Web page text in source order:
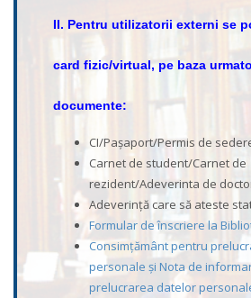
II. Pentru utilizatorii externi se
card fizic/virtual, pe baza
documente:
CI/Pașaport/Permis de
Carnet de student/Carnet de
rezident/Adeverinta de
Adeverință care să ateste
Formular de înscriere la
Consimțământ pentru
personale și Nota de
prelucrarea datelor